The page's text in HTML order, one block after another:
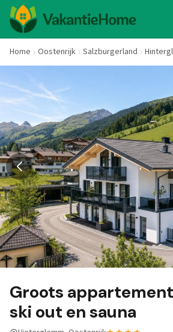
Home Oostenrijk Salzburgerland
Groots
ski out en sauna